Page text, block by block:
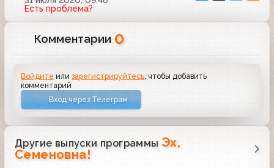
Есть проблема?
Комментарии 0
Войдите илизарегистрируйтесь , чтобы добавить
комментарий
Вход через Телеграм
Другие выпуски программы Эх,
Семеновна!